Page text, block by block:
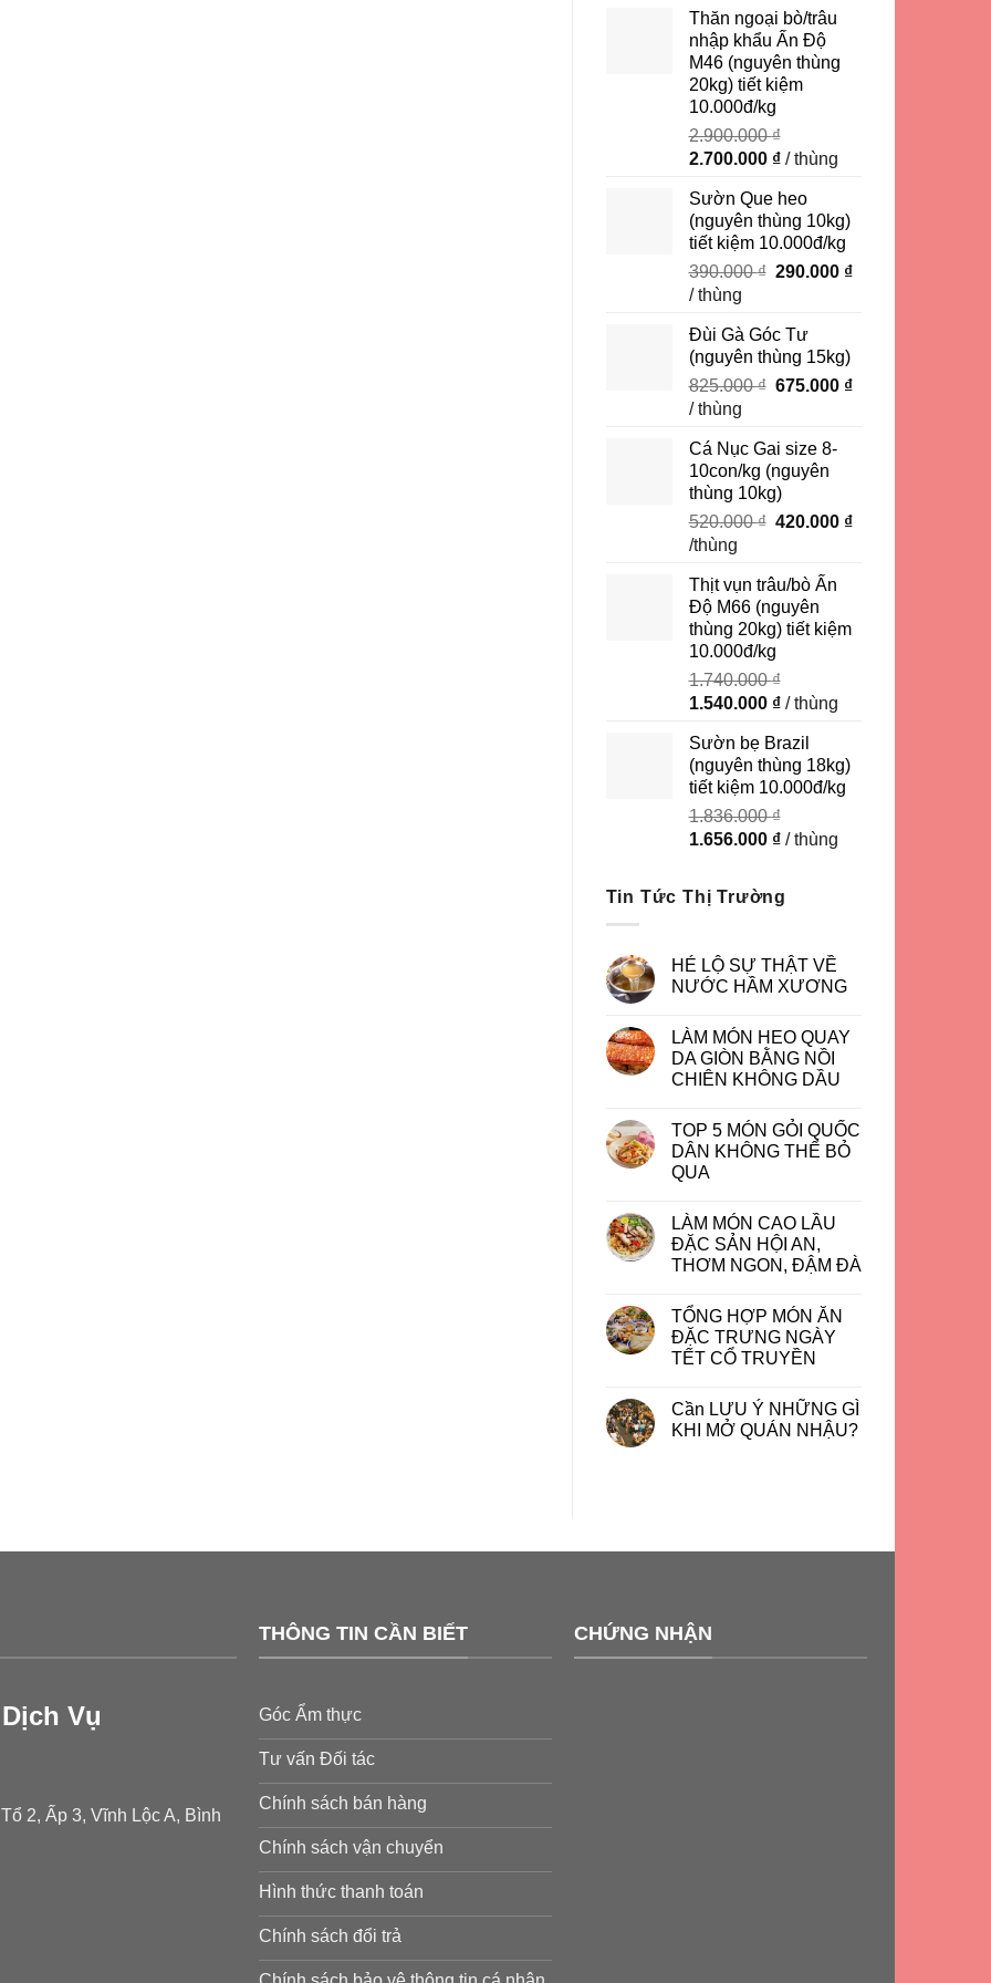
450.000 ₫.
Thăn ngoại bò/trâu
nhập khẩu Ấn Độ
M46 (nguyên thùng
20kg) tiết kiệm
10.000đ/kg
2.900.000₫
Giá
là:
2.900.000 ₫.
2.700.000 ₫Giá
tại
là:
2.700.000 ₫.
/ thùng
Sườn Que heo
(nguyên thùng 10kg)
tiết kiệm 10.000đ/kg
390.000₫ Giá
390.000 ₫.
290.000 ₫Giá
/ thùng
Đùi Gà Góc Tư
(nguyên thùng 15kg)
825.000₫ Giá
825.000 ₫.
675.000 ₫Giá
/ thùng
Cá Nục Gai size 8-
10con/kg (nguyên
thùng 10kg)
520.000₫ Giá
520.000 ₫.
420.000 ₫Giá
/thùng
Thịt vụn trâu/bò Ấn
Độ M66 (nguyên
thùng 20kg) tiết kiệm
10.000đ/kg
1.740.000₫
Giá
là:
1.740.000 ₫.
1.540.000 ₫Giá
tại
là:
1.540.000 ₫.
/ thùng
Sườn bẹ Brazil
(nguyên thùng 18kg)
tiết kiệm 10.000đ/kg
1.836.000₫
Giá
1.836.000 ₫.
1.656.000 ₫Giá
là:
/ thùng
Tin Tức Thị Trường
HÉ LỘ SỰ THẬT VỀ
NƯỚC HẦM XƯƠNG
LÀM MÓN HEO QUAY
DA GIÒN BẰNG NỒI
CHIÊN KHÔNG DẦU
TOP 5 MÓN GỎI QUỐC
DÂN KHÔNG THỂ BỎ
QUA
LÀM MÓN CAO LẦU
ĐẶC SẢN HỘI AN,
THƠM NGON, ĐẬM ĐÀ
TỔNG HỢP MÓN ĂN
ĐẶC TRƯNG NGÀY
TẾT CỔ TRUYỀN
Cần LƯU Ý NHỮNG GÌ
KHI MỞ QUÁN NHẬU?
Vụ
2, Ấp 3, Vĩnh Lộc A, Bình
THÔNG TIN CẦN BIẾT
Góc Ẩm thực
Tư vấn Đối tác
Chính sách bán hàng
Chính sách vận chuyển
Hình thức thanh toán
Chính sách đổi trả
CHỨNG NHẬN